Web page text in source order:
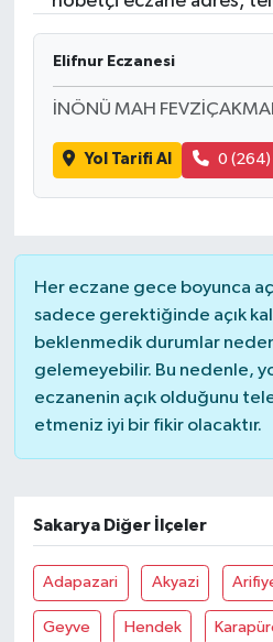
Elifnur Eczanesi
İNÖNÜ MAH
Yol Tarifi Al 0 (264)
Her eczane gece boyunca
sadece gerektiğinde açık
beklenmedik durumlar
gelemeyebilir. Bu nedenle,
eczanenin açık olduğunu
etmeniz iyi bir fikir olacaktır.
Sakarya Diğer İlçeler
Adapazari Akyazi
Geyve Hendek
Resmi İlanlar